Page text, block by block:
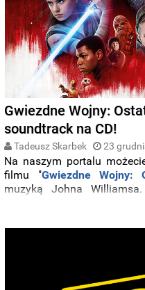
Gwiezdne Wojny:
soundtrack na CD!
Tadeusz Skarbek 23
Na naszym portalu
filmu "Gwiezdne Wojny:
muzyką Johna
konkurs, w którym
bowiem do rozdania
naszym kraju nakładem